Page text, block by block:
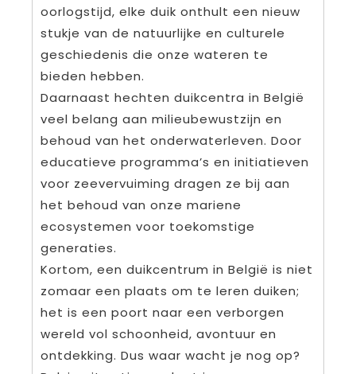
oorlogstijd, elke duik onthult een nieuw
stukje van de natuurlijke en culturele
geschiedenis die onze wateren te
bieden hebben.
Daarnaast hechten duikcentra in België
veel belang aan milieubewustzijn en
behoud van het onderwaterleven. Door
educatieve programma’s en initiatieven
voor zeevervuiming dragen ze bij aan
het behoud van onze mariene
ecosystemen voor toekomstige
generaties.
Kortom, een duikcentrum in België is niet
zomaar een plaats om te leren duiken;
het is een poort naar een verborgen
wereld vol schoonheid, avontuur en
ontdekking. Dus waar wacht je nog op?